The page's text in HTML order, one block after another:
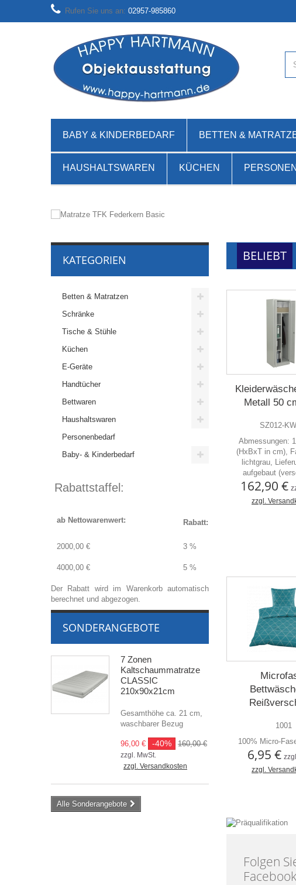
Rufen Sie uns an: 02957-985860
BABY & KINDERBEDARF BETTEN &
HAUSHALTSWAREN KÜCHEN
TFK Matratze Federkern 18cm
- Taschenfederkern
- 7 Zonen
KATEGORIEN
Betten & Matratzen
Schränke
Tische & Stühle
Küchen
E-Geräte
Handtücher
Bettwaren
Haushaltswaren
Personenbedarf
Baby- & Kinderbedarf
Rabattstaffel:
ab Nettowarenwert: Rabatt:
2000,00 € 3 %
4000,00 € 5 %
Der Rabatt wird im Warenkorb automatisch
berechnet und abgezogen.
SONDERANGEBOTE
7 Zonen
Kaltschaummatratze
CLASSIC
210x90x21cm
Gesamthöhe ca. 21 cm,
waschbarer Bezug
96,00 € -40% 160,00 €
zzgl. MwSt.
zzgl. Versandkosten
Alle Sonderangebote
BELIEBT
Metall 50
SZ012-
Abmessungen:
(HxBxT in cm),
lichtgrau,
aufgebaut
162,90 €
zzgl.
1001
100% Micro-
6,95 €
zzgl.
Folgen
Facebook